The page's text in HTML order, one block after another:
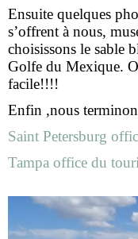
Ensuite quelques
s’offrent à nous,
choisissons le sable
Golfe du Mexique.
facile!!!!
Enfin ,nous
Saint Petersburg
Tampa office du